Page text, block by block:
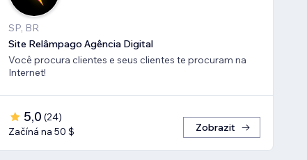
SP, BR
Site Relâmpago Agência Digital
Você procura clientes e seus clientes te procuram na
Internet!
5,0 (24)
Začíná na 50 $
Zobrazit